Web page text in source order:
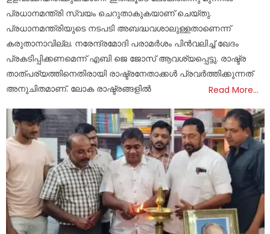
പ്രധാനമന്ത്രി സ്വയം ചെറുതാകുകയാണ് ചെയ്തു.
പ്രധാനമന്ത്രിയുടെ നടപടി അബദ്ധവശാലുള്ളതാണെന്ന്
കരുതാനാവില്ല. നരേന്ദ്രമോദി പരാമർശം പിൻവലിച്ച് ഖേദം
പ്രകടിപ്പിക്കണമെന്ന് എബി ജെ ജോസ് ആവശ്യപ്പെട്ടു. രാഷ്ട്ര
താത്പര്യത്തിനെതിരായി രാഷ്ട്രനേതാക്കൾ പ്രവർത്തിക്കുന്നത്
അനുചിതമാണ്. ലോക രാഷ്ട്രങ്ങളിൽ
Read More…